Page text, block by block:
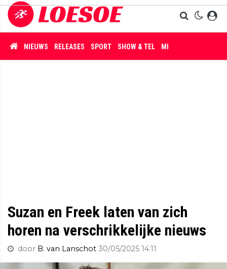
NIEUWS RELEASES SPORT SHOW & TEL MISDAAD
Suzan en Freek laten van zich
horen na verschrikkelijke nieuws
door B. van Lanschot 30/05/2025 14:11